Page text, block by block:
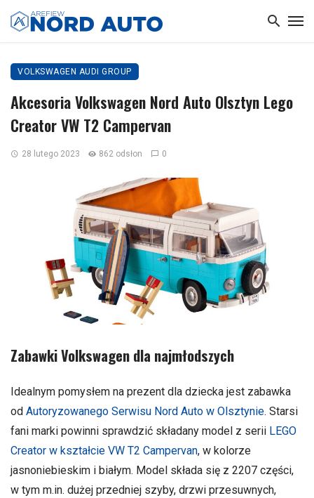
VOLKSWAGEN AUDI GROUP
Akcesoria Volkswagen Nord Auto Olsztyn Lego
Creator VW T2 Campervan
28 lutego 2023 862 odsłon 0
Zabawki Volkswagen dla najmłodszych
Idealnym pomysłem na prezent dla dziecka jest zabawka
od Autoryzowanego Serwisu Nord Auto w Olsztynie. Starsi
fani marki powinni sprawdzić składany model z serii LEGO
Creator w kształcie VW T2 Campervan, w kolorze
jasnoniebieskim i białym. Model składa się z 2207 części,
w tym m.in. dużej przedniej szyby, drzwi przesuwnych,